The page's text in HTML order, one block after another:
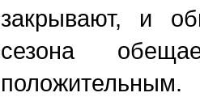
закрывают, и
сезона
положительным.